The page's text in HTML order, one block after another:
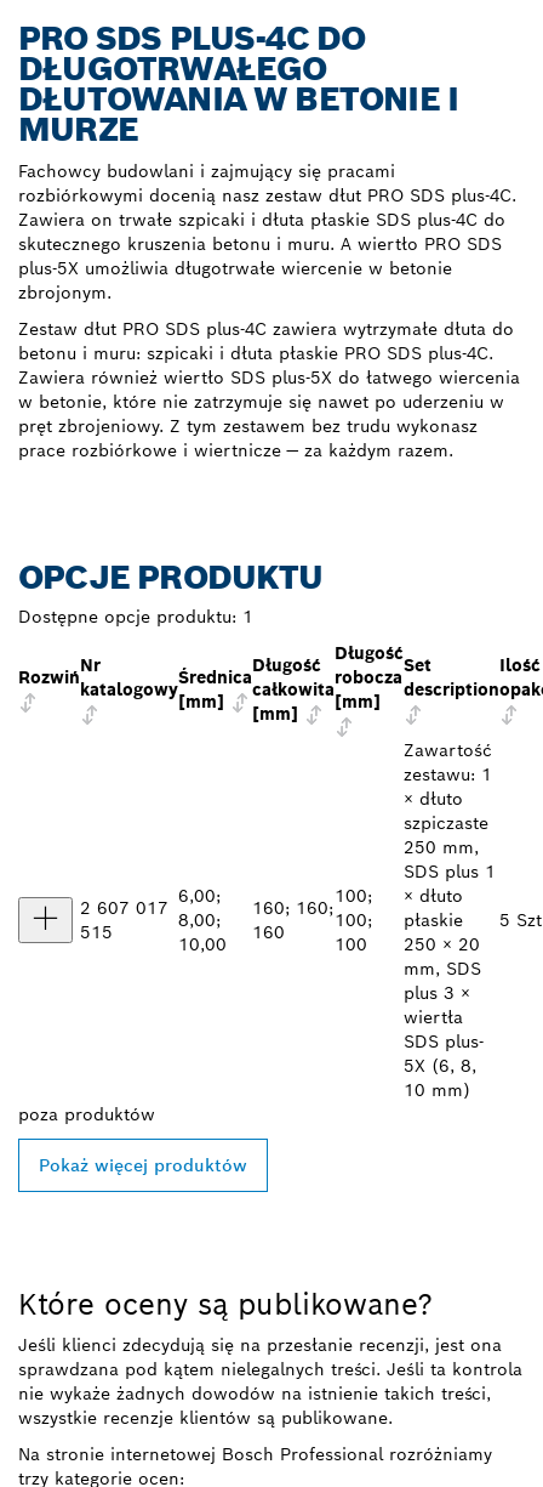
PRO SDS PLUS-4C DO
DŁUGOTRWAŁEGO
DŁUTOWANIA W BETONIE I
MURZE
Fachowcy budowlani i zajmujący się pracami
rozbiórkowymi docenią nasz zestaw dłut PRO SDS plus-4C.
Zawiera on trwałe szpicaki i dłuta płaskie SDS plus-4C do
skutecznego kruszenia betonu i muru. A wiertło PRO SDS
plus-5X umożliwia długotrwałe wiercenie w betonie
zbrojonym.
Zestaw dłut PRO SDS plus-4C zawiera wytrzymałe dłuta do
betonu i muru: szpicaki i dłuta płaskie PRO SDS plus-4C.
Zawiera również wiertło SDS plus-5X do łatwego wiercenia
w betonie, które nie zatrzymuje się nawet po uderzeniu w
pręt zbrojeniowy. Z tym zestawem bez trudu wykonasz
prace rozbiórkowe i wiertnicze — za każdym razem.
OPCJE PRODUKTU
Dostępne opcje produktu: 1
Rozwiń
Nr
katalogowy
Średnica
[mm]
Długość
całkowita
[mm]
Długość
robocza
[mm]
Set
description
Ilość
2 607 017
515
6,00;
8,00;
10,00
160; 160;
160
100;
100;
100
Zawartość
zestawu: 1
× dłuto
szpiczaste
250 mm,
SDS plus 1
× dłuto
płaskie
250 × 20
mm, SDS
plus 3 ×
wiertła
SDS plus-
5X (6, 8,
10 mm)
5
poza produktów
Pokaż więcej produktów
Które oceny są publikowane?
Jeśli klienci zdecydują się na przesłanie recenzji, jest ona
sprawdzana pod kątem nielegalnych treści. Jeśli ta kontrola
nie wykaże żadnych dowodów na istnienie takich treści,
wszystkie recenzje klientów są publikowane.
Na stronie internetowej Bosch Professional rozróżniamy
trzy kategorie ocen: